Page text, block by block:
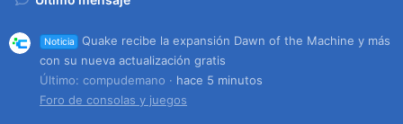
Noticia
Quake recibe la expansión Dawn of the Machine y más
con su nueva actualización gratis
Último: compudemano
hace 5 minutos
Foro de consolas y juegos